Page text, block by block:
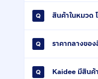
สินค้าในหมวด
ราคากลางขอ
Kaidee มีสินค้